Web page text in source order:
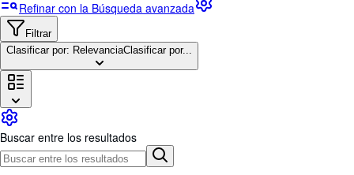
Colecciones
Libros antiguos
Arte y coleccionismo
Vendedores
Comenzar a vender
Ayuda
Refinar con la Búsqueda avanzada
Filtrar
Clasificar por: RelevanciaClasificar por...
Buscar entre los resultados